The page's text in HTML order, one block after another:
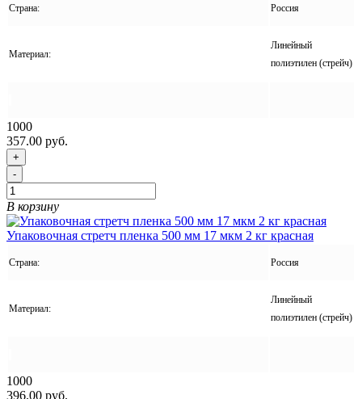
Страна: Россия
Материал:
Линейный
полиэтилен (стрейч)
1000
357.00 руб.
+
-
В корзину
Упаковочная стретч пленка 500 мм 17 мкм 2 кг красная
Страна: Россия
Материал:
Линейный
полиэтилен (стрейч)
1000
396.00 руб.